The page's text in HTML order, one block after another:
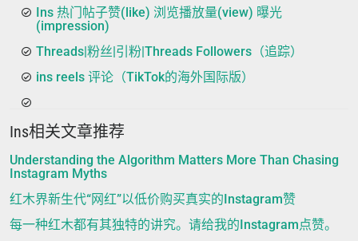
Ins 热门帖子赞(like) 浏览播放量(view) 曝光
(impression)
Threads|粉丝|引粉|Threads Followers（追踪）
ins reels 评论（TikTok的海外国际版）
Ins相关文章推荐
Understanding the Algorithm Matters More Than Chasing
Instagram Myths
红木界新生代“网红”以低价购买真实的Instagram赞
每一种红木都有其独特的讲究。请给我的Instagram点赞。